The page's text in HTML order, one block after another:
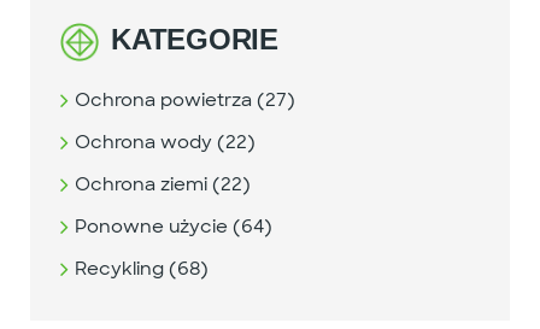
KATEGORIE
Ochrona powietrza (27)
Ochrona wody (22)
Ochrona ziemi (22)
Ponowne użycie (64)
Recykling (68)